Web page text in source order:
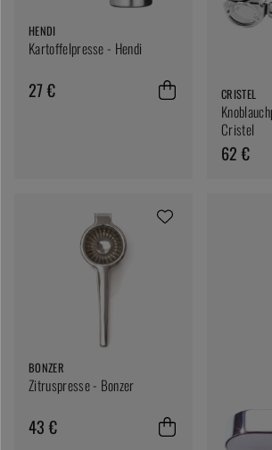
HENDI
Kartoffelpresse - Hendi
27 € CRISTEL
Cristel
62 €
BONZER
Zitruspresse - Bonzer
43 €